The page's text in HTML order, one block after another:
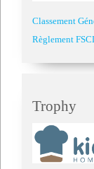
Classement
Règlement
Trophy